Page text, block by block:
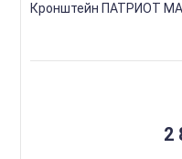
Кронштейн ПАТРИОТ
2